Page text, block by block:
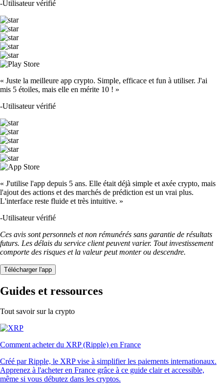
-Utilisateur vérifié
« Juste la meilleure app crypto. Simple, efficace et fun à utiliser. J'ai
mis 5 étoiles, mais elle en mérite 10 ! »
-Utilisateur vérifié
« J'utilise l'app depuis 5 ans. Elle était déjà simple et axée crypto, mais
l'ajout des actions et des marchés de prédiction est un vrai plus.
L'interface reste fluide et très intuitive. »
-Utilisateur vérifié
Ces avis sont personnels et non rémunérés sans garantie de résultats
futurs. Les délais du service client peuvent varier. Tout investissement
comporte des risques et la valeur peut monter ou descendre.
Télécharger l'app
Guides et ressources
Tout savoir sur la crypto
Comment acheter du XRP (Ripple) en France
Créé par Ripple, le XRP vise à simplifier les paiements internationaux.
Apprenez à l'acheter en France grâce à ce guide clair et accessible,
même si vous débutez dans les cryptos.